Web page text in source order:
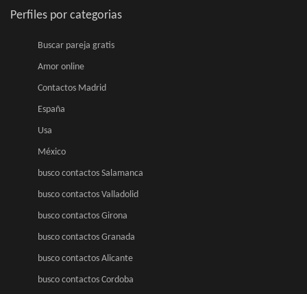
Perfiles por categorias
Buscar pareja gratis
Amor online
Contactos Madrid
España
Usa
México
busco contactos Salamanca
busco contactos Valladolid
busco contactos Girona
busco contactos Granada
busco contactos Alicante
busco contactos Cordoba